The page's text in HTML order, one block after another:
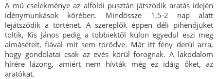
A mű cselekménye az alföldi pusztán játszódik aratás idején
idénymunkások körében. Mindössze 1,5-2 nap alatt
lejátszódik a történet. A szereplők éppen déli pihenőjüket
töltik, Kis János pedig a többiektől külön egyedül eszi meg
almásételt, fiával mit sem törődve. Már itt fény derül arra,
hogy gondolatai csak az evés körül forognak. A lakodalom
hírére lázong, amiért nem hívták még ez idáig őket, az
aratókat.